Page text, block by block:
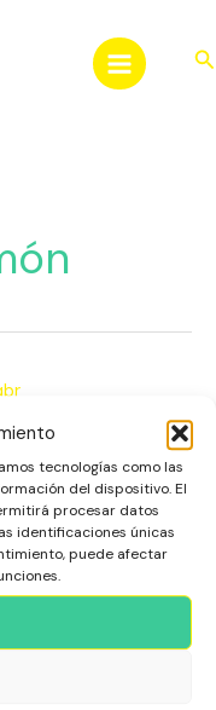
tecnologías como las
del dispositivo. El
procesar datos
identificaciones únicas
puede afectar
Sal
de Sal,Naturaleza,
Sal. Un encuentro